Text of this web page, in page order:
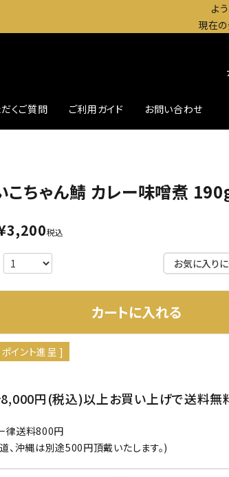
よ
現在
くご質問 ご利用ガイド お問い合わせ
こちゃん鯖 カレー味噌煮
3,200税込
お気に入り
カートに入れる
ポイント進呈 ]
円(税込)以上お買い上げで送料無
律送料800円
、沖縄は別途500円頂戴いたします。)